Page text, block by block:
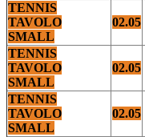
TENNIS
TAVOLO
SMALL
02.05
TENNIS
TAVOLO
SMALL
02.05
TENNIS
TAVOLO
SMALL
02.05